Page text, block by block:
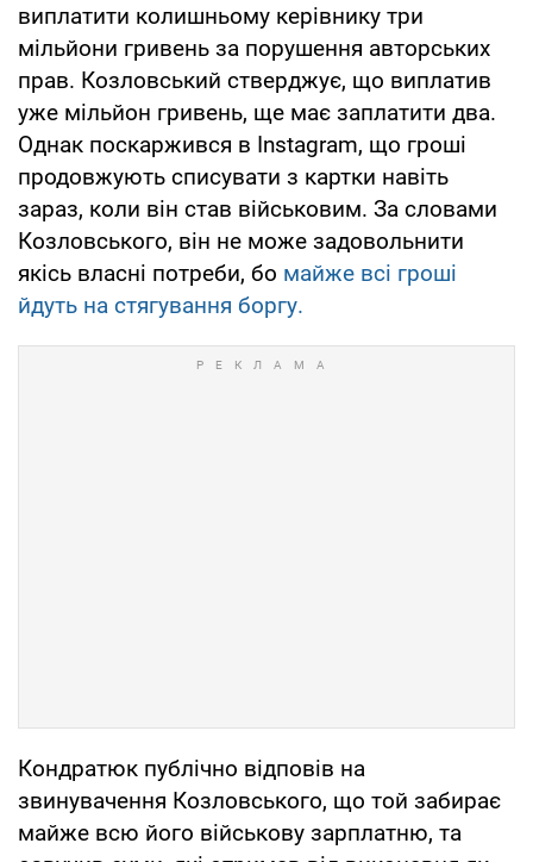
виплатити колишньому керівнику три
мільйони гривень за порушення авторських
прав. Козловський стверджує, що виплатив
уже мільйон гривень, ще має заплатити два.
Однак поскаржився в Instagram, що гроші
продовжують списувати з картки навіть
зараз, коли він став військовим. За словами
Козловського, він не може задовольнити
якісь власні потреби, бо майже всі гроші
йдуть на стягування боргу.
Кондратюк публічно відповів на
звинувачення Козловського, що той забирає
майже всю його військову зарплатню, та